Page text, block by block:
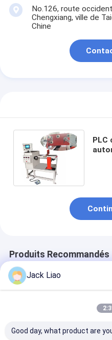
No.126, route
Chengxiang, ville de
Chine
Produits Recommandés
Jack Liao
Good day, what product are